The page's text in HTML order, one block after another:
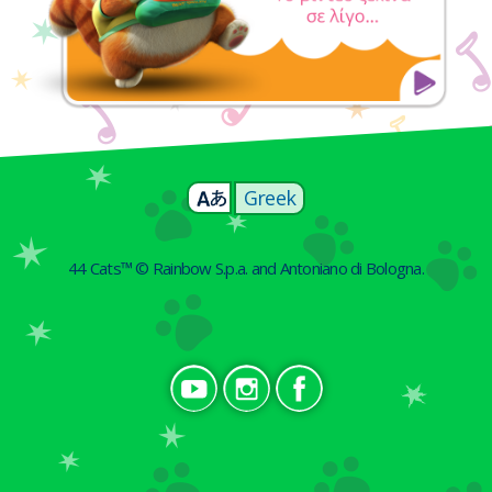
44 Cats™ © Rainbow S.p.a. and Antoniano di Bologna.
Social GR
Greek